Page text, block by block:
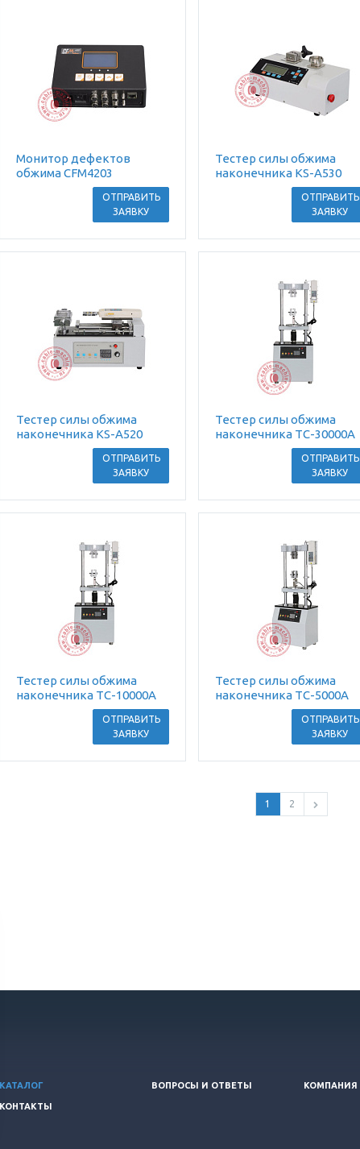
Монитор дефектов
обжима CFM4203
ОТПРАВИТЬ
ЗАЯВКУ
Тестер силы обжима
наконечника KS-A530
ОТПРАВИТЬ
ЗАЯВКУ
Тестер силы обжима
наконечника KS-A520
ОТПРАВИТЬ
ЗАЯВКУ
Тестер силы обжима
наконечника TC-30000A
ОТПРАВИТЬ
ЗАЯВКУ
Тестер силы обжима
наконечника TC-10000A
ОТПРАВИТЬ
ЗАЯВКУ
Тестер силы обжима
наконечника TC-5000A
ОТПРАВИТЬ
ЗАЯВКУ
1 2
КАТАЛОГ ВОПРОСЫ И ОТВЕТЫ КОМПАНИЯ
КОНТАКТЫ